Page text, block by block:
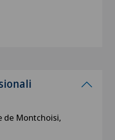
de Montchoisi,